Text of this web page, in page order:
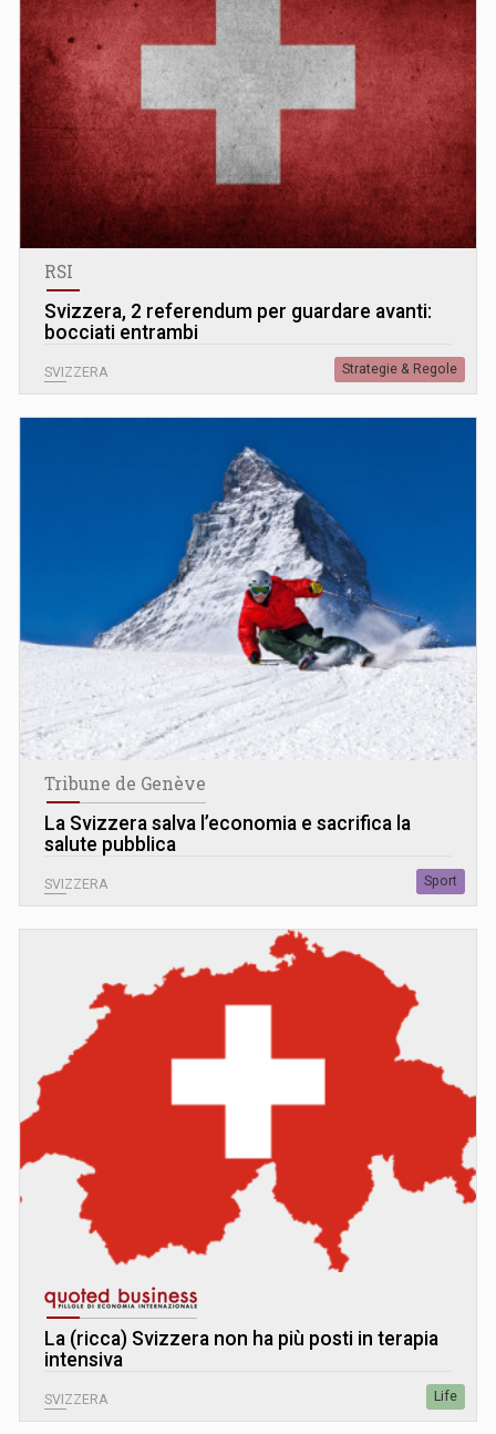
RSI
Svizzera, 2 referendum per guardare avanti:
bocciati entrambi
SVIZZERA Strategie & Regole
Tribune de Genève
La Svizzera salva l’economia e sacrifica la
salute pubblica
SVIZZERA Sport
La (ricca) Svizzera non ha più posti in terapia
intensiva
SVIZZERA Life